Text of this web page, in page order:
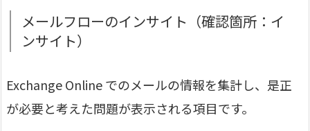
メールフローのインサイト（確認箇所：イ
ンサイト）
Exchange Online でのメールの情報を集計し、是正
が必要と考えた問題が表示される項目です。